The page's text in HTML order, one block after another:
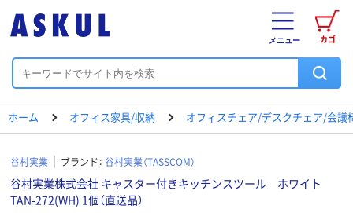
カゴ
メニュー
ホーム オフィス家具/収納 オフィスチェア/デスクチェア/会議
谷村実業 ブランド： 谷村実業（TASSCOM）
谷村実業株式会社 キャスター付きキッチンスツール ホワイト
TAN-272(WH) 1個（直送品）